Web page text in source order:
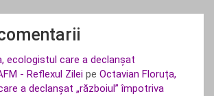
ecologistul care a declanșat
- Reflexul Zilei pe Octavian Floruța,
a declanșat „războiul” împotriva